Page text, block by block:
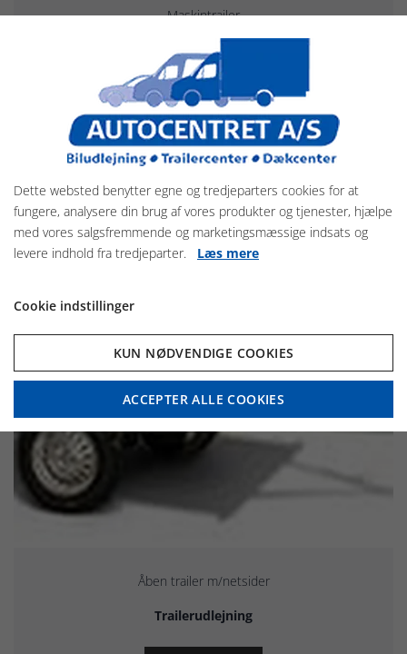
Maskintrailer
Trailerudlejning
LÆS MERE HER
Åben trailer m/netsider
Trailerudlejning
Dette websted benytter egne og tredjeparters cookies for at
fungere, analysere din brug af vores produkter og tjenester, hjælpe
med vores salgsfremmende og marketingsmæssige indsats og
levere indhold fra tredjeparter. Læs mere
Cookie indstillinger
KUN NØDVENDIGE COOKIES
ACCEPTER ALLE COOKIES